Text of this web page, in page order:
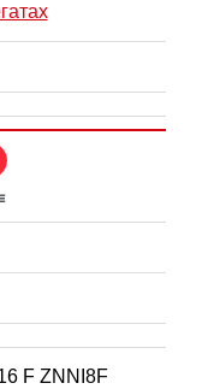
F ZNNI8F